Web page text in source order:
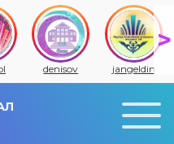
denisov jangeldin